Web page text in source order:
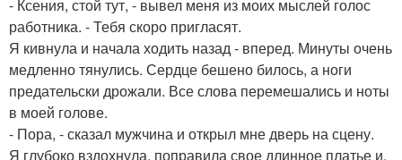
- Ксения, стой тут, - вывел меня из моих мыслей голос
работника. - Тебя скоро пригласят.
Я кивнула и начала ходить назад - вперед. Минуты очень
медленно тянулись. Сердце бешено билось, а ноги
предательски дрожали. Все слова перемешались и ноты
в моей голове.
- Пора, - сказал мужчина и открыл мне дверь на сцену.
Я глубоко вздохнула, поправила свое длинное платье и,